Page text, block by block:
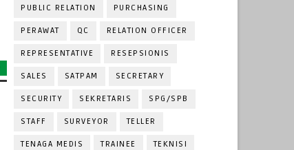
PUBLIC RELATION PURCHASING
PERAWAT QC RELATION OFFICER
REPRESENTATIVE RESEPSIONIS
SALES SATPAM SECRETARY
SECURITY SEKRETARIS SPG/SPB
STAFF SURVEYOR TELLER
TENAGA MEDIS TRAINEE TEKNISI